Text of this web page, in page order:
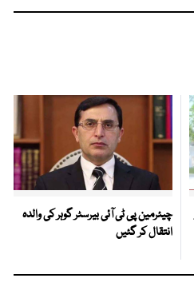
چیئرمین پی ٹی آئی بیرسٹر گوہر کی والدہ
انتقال کر گئیں